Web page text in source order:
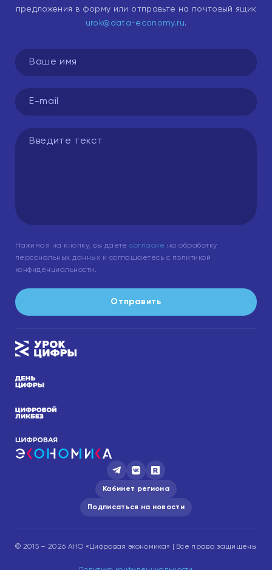
предложения в форму или отправьте на почтовый ящик
urok@data-economy.ru.
Нажимая на кнопку, вы даетесогласие на обработку
персональных данных и соглашаетесь с политикой
конфиденциальности.
Отправить
Кабинет региона
Подписаться на новости
© 2015 – 2026 АНО «Цифровая экономика» | Все права защищены